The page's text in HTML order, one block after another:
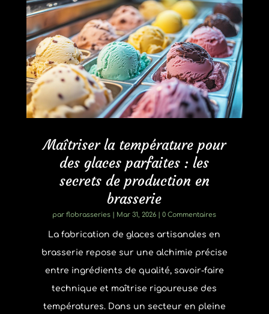
Maîtriser la température pour
des glaces parfaites : les
secrets de production en
brasserie
parflobrasseries Mar 31, 2026 | 0 Commentaires
La fabrication de glaces artisanales en
brasserie repose sur une alchimie précise
entre ingrédients de qualité, savoir-faire
technique et maîtrise rigoureuse des
températures. Dans un secteur en pleine